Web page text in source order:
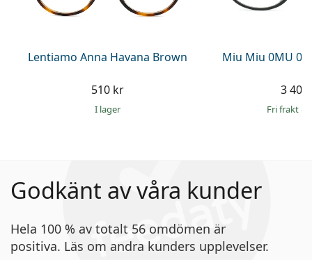
Lentiamo Anna Havana Brown
510 kr
I lager
Miu Miu 0MU
3
Fri frakt&
Godkänt av våra kunder
Hela 100 % av totalt 56 omdömen är
positiva. Läs om andra kunders upplevelser.